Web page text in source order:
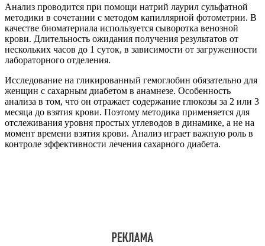
Анализ проводится при помощи натрий лаурил сульфатной
методики в сочетании с методом капиллярной фотометрии. В
качестве биоматериала используется сыворотка венозной
крови. Длительность ожидания получения результатов от
нескольких часов до 1 суток, в зависимости от загруженности
лабораторного отделения.
Исследование на гликированный гемоглобин обязательно для
женщин с сахарным диабетом в анамнезе. Особенность
анализа в том, что он отражает содержание глюкозы за 2 или 3
месяца до взятия крови. Поэтому методика применяется для
отслеживания уровня простых углеводов в динамике, а не на
момент времени взятия крови. Анализ играет важную роль в
контроле эффективности лечения сахарного диабета.